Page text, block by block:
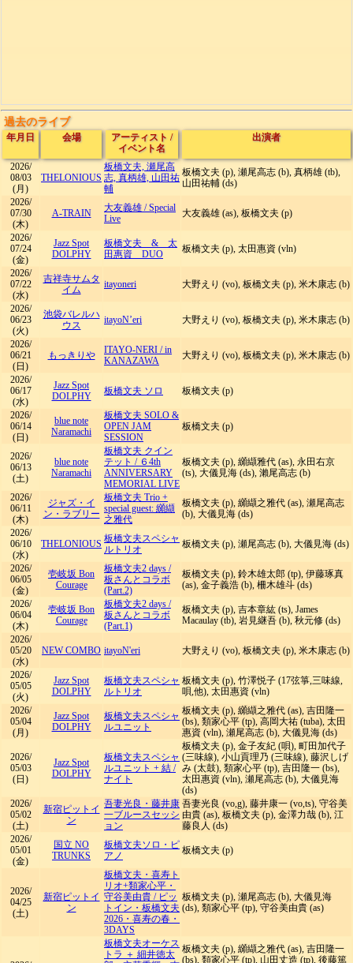
過去のライブ
年月日 会場 アーティスト /
イベント名
出演者
2026/
08/03
(月)
THELONIOUS
板橋文夫, 瀬尾高
志, 真柄雄, 山田祐
輔
板橋文夫 (p), 瀬尾高志 (b), 真柄雄 (tb),
山田祐輔 (ds)
2026/
07/30
(木)
A-TRAIN 大友義雄 /Special
Live
大友義雄 (as), 板橋文夫 (p)
2026/
07/24
(金)
Jazz Spot
DOLPHY
板橋文夫 & 太
田惠資 DUO
板橋文夫 (p), 太田惠資 (vln)
2026/
07/22
(水)
吉祥寺サムタ
イム
itayoneri 大野えり (vo), 板橋文夫 (p), 米木康志 (b)
2026/
06/23
(火)
池袋バレルハ
ウス
itayoN’eri 大野えり (vo), 板橋文夫 (p), 米木康志 (b)
2026/
06/21
(日)
もっきりや ITAYO-NERI /in
KANAZAWA
大野えり (vo), 板橋文夫 (p), 米木康志 (b)
2026/
06/17
(水)
Jazz Spot
DOLPHY
板橋文夫 ソロ 板橋文夫 (p)
2026/
06/14
(日)
blue note
Naramachi
板橋文夫 SOLO &
OPEN JAM
SESSION
板橋文夫 (p)
2026/
06/13
(土)
blue note
Naramachi
板橋文夫 クイン
テット / ６4th
ANNIVERSARY
MEMORIAL LIVE
板橋文夫 (p), 纐纈雅代 (as), 永田右京
(ts), 大儀見海 (ds), 瀨尾高志 (b)
2026/
06/11
(木)
ジャズ・イ
ン・ラブリー
板橋文夫 Trio +
special guest: 纐纈
之雅代
板橋文夫 (p), 纐纈之雅代 (as), 瀬尾高志
(b), 大儀見海 (ds)
2026/
06/10
(水)
THELONIOUS 板橋文夫スペシャ
ルトリオ
板橋文夫 (p), 瀬尾高志 (b), 大儀見海 (ds)
2026/
06/05
(金)
壱岐坂 Bon
Courage
板橋文夫2 days /
板さんとコラボ
(Part.2)
板橋文夫 (p), 鈴木雄太郎 (tp), 伊藤琢真
(as), 金子義浩 (b), 柵木雄斗 (ds)
2026/
06/04
(木)
壱岐坂 Bon
Courage
板橋文夫2 days /
板さんとコラボ
(Part.1)
板橋文夫 (p), 吉本章紘 (ts), James
Macaulay (tb), 岩見継吾 (b), 秋元修 (ds)
2026/
05/20
(水)
NEW COMBO itayoN'eri 大野えり (vo), 板橋文夫 (p), 米木康志 (b)
2026/
05/05
(火)
Jazz Spot
DOLPHY
板橋文夫スペシャ
ルトリオ
板橋文夫 (p), 竹澤悦子 (17弦箏,三味線,
唄,他), 太田惠資 (vln)
2026/
05/04
(月)
Jazz Spot
DOLPHY
板橋文夫スペシャ
ルユニット
板橋文夫 (p), 纐纈之雅代 (as), 吉田隆一
(bs), 類家心平 (tp), 高岡大祐 (tuba), 太田
惠資 (vln), 瀬尾高志 (b), 大儀見海 (ds)
2026/
05/03
(日)
Jazz Spot
DOLPHY
板橋文夫スペシャ
ルユニット + 結 /
ナイト
板橋文夫 (p), 金子友紀 (唄), 町田加代子
(三味線), 小山貢理乃 (三味線), 藤沢しげ
み (太鼓), 類家心平 (tp), 吉田隆一 (bs),
太田惠資 (vln), 瀬尾高志 (b), 大儀見海
(ds)
2026/
05/02
(土)
新宿ピットイ
ン
吾妻光良・藤井康
一ブルースセッシ
ョン
吾妻光良 (vo,g), 藤井康一 (vo,ts), 守谷美
由貴 (as), 板橋文夫 (p), 金澤力哉 (b), 江
藤良人 (ds)
2026/
05/01
(金)
国立 NO
TRUNKS
板橋文夫ソロ・ピ
アノ
板橋文夫 (p)
2026/
04/25
(土)
新宿ピットイ
ン
板橋文夫・喜寿ト
リオ+類家心平・
守谷美由貴 / ピッ
トイン・板橋文夫
2026・喜寿の春・
3DAYS
板橋文夫 (p), 瀬尾高志 (b), 大儀見海
(ds), 類家心平 (tp), 守谷美由貴 (as)
板橋文夫オーケス
トラ ＋ 細井徳太
板橋文夫 (p), 纐纈之雅代 (as), 吉田隆一
(bs), 類家心平 (tp), 山田丈造 (tp), 後藤篤